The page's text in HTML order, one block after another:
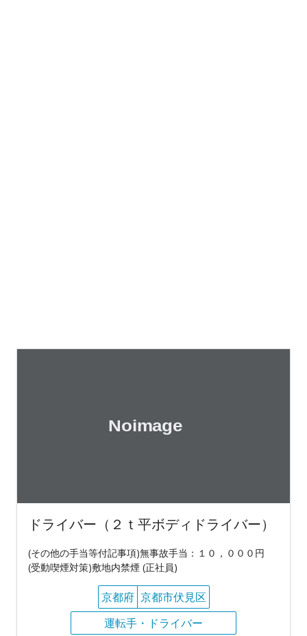
ドライバー（２ｔ平ボディドライバー）
(その他の手当等付記事項)無事故手当：１０，０００円
(受動喫煙対策)敷地内禁煙 (正社員)
京都府 京都市伏見区
運転手・ドライバー